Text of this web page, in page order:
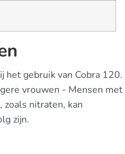
gebruik van Cobra 120.
vrouwen - Mensen
nitraten, kan
zijn.